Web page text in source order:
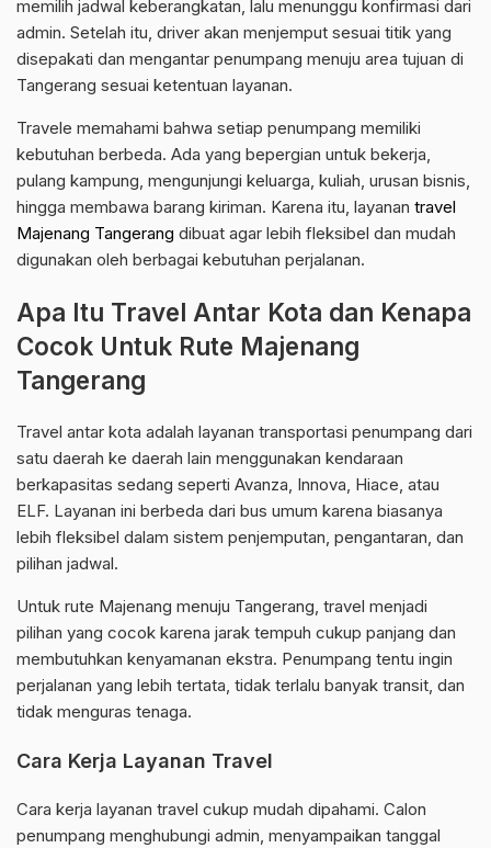
memilih jadwal keberangkatan, lalu menunggu konfirmasi dari
admin. Setelah itu, driver akan menjemput sesuai titik yang
disepakati dan mengantar penumpang menuju area tujuan di
Tangerang sesuai ketentuan layanan.
Travele memahami bahwa setiap penumpang memiliki
kebutuhan berbeda. Ada yang bepergian untuk bekerja,
pulang kampung, mengunjungi keluarga, kuliah, urusan bisnis,
hingga membawa barang kiriman. Karena itu, layanan travel
Majenang Tangerang dibuat agar lebih fleksibel dan mudah
digunakan oleh berbagai kebutuhan perjalanan.
Apa Itu Travel Antar Kota dan Kenapa
Cocok Untuk Rute Majenang
Tangerang
Travel antar kota adalah layanan transportasi penumpang dari
satu daerah ke daerah lain menggunakan kendaraan
berkapasitas sedang seperti Avanza, Innova, Hiace, atau
ELF. Layanan ini berbeda dari bus umum karena biasanya
lebih fleksibel dalam sistem penjemputan, pengantaran, dan
pilihan jadwal.
Untuk rute Majenang menuju Tangerang, travel menjadi
pilihan yang cocok karena jarak tempuh cukup panjang dan
membutuhkan kenyamanan ekstra. Penumpang tentu ingin
perjalanan yang lebih tertata, tidak terlalu banyak transit, dan
tidak menguras tenaga.
Cara Kerja Layanan Travel
Cara kerja layanan travel cukup mudah dipahami. Calon
penumpang menghubungi admin, menyampaikan tanggal